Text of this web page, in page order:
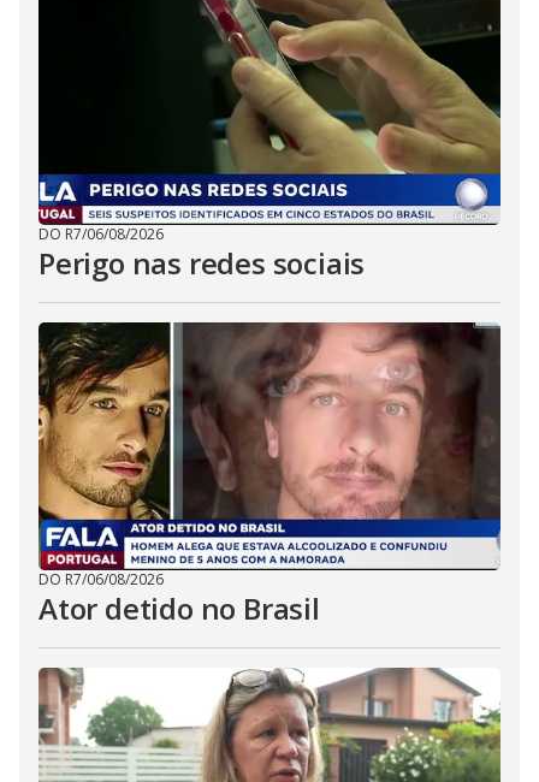
DO R7/06/08/2026
Perigo nas redes sociais
DO R7/06/08/2026
Ator detido no Brasil